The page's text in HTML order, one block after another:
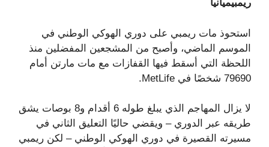
ريمبيميانيا
استحوذ مات ريمبي على دوري الهوكي الوطني في
الموسم الماضي، وأصبح من المشجعين المفضلين منذ
اللحظة التي أسقط فيها القفازات مع مات مارتن أمام
79690 شخصًا في MetLife.
لا يزال المهاجم الذي يبلغ طوله 6 أقدام و8 بوصات يشق
طريقه عبر الدوري – ويقضي حاليًا التعليق الثاني في
مسيرته القصيرة في دوري الهوكي الوطني – لكن ريمبي